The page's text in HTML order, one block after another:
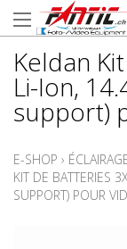
Keldan
Li-Ion,
support)
E-SHOP ›
KIT DE BATTERIES
SUPPORT) POUR